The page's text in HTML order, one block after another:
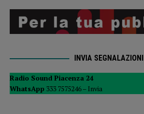
INVIA SEGNALAZIONI
Radio Sound Piacenza 24
WhatsApp 333 7575246 – Invia